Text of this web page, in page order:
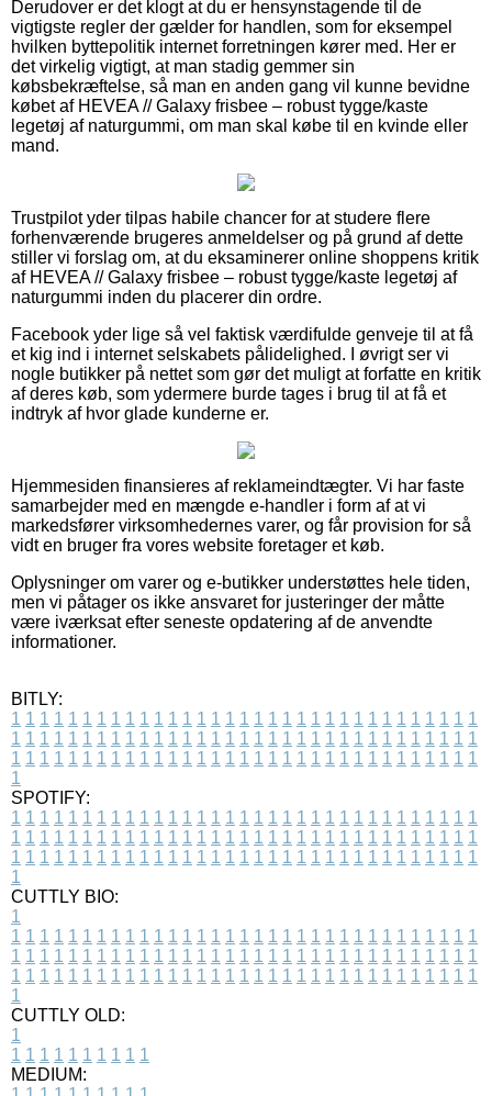
Derudover er det klogt at du er hensynstagende til de
vigtigste regler der gælder for handlen, som for eksempel
hvilken byttepolitik internet forretningen kører med. Her er
det virkelig vigtigt, at man stadig gemmer sin
købsbekræftelse, så man en anden gang vil kunne bevidne
købet af HEVEA // Galaxy frisbee – robust tygge/kaste
legetøj af naturgummi, om man skal købe til en kvinde eller
mand.
Trustpilot yder tilpas habile chancer for at studere flere
forhenværende brugeres anmeldelser og på grund af dette
stiller vi forslag om, at du eksaminerer online shoppens kritik
af HEVEA // Galaxy frisbee – robust tygge/kaste legetøj af
naturgummi inden du placerer din ordre.
Facebook yder lige så vel faktisk værdifulde genveje til at få
et kig ind i internet selskabets pålidelighed. I øvrigt ser vi
nogle butikker på nettet som gør det muligt at forfatte en kritik
af deres køb, som ydermere burde tages i brug til at få et
indtryk af hvor glade kunderne er.
Hjemmesiden finansieres af reklameindtægter. Vi har faste
samarbejder med en mængde e-handler i form af at vi
markedsfører virksomhedernes varer, og får provision for så
vidt en bruger fra vores website foretager et køb.
Oplysninger om varer og e-butikker understøttes hele tiden,
men vi påtager os ikke ansvaret for justeringer der måtte
være iværksat efter seneste opdatering af de anvendte
informationer.
BITLY:
1 1 1 1 1 1 1 1 1 1 1 1 1 1 1 1 1 1 1 1 1 1 1 1 1 1 1 1 1 1 1 1 1
1 1 1 1 1 1 1 1 1 1 1 1 1 1 1 1 1 1 1 1 1 1 1 1 1 1 1 1 1 1 1 1 1
1 1 1 1 1 1 1 1 1 1 1 1 1 1 1 1 1 1 1 1 1 1 1 1 1 1 1 1 1 1 1 1 1
1
SPOTIFY:
1 1 1 1 1 1 1 1 1 1 1 1 1 1 1 1 1 1 1 1 1 1 1 1 1 1 1 1 1 1 1 1 1
1 1 1 1 1 1 1 1 1 1 1 1 1 1 1 1 1 1 1 1 1 1 1 1 1 1 1 1 1 1 1 1 1
1 1 1 1 1 1 1 1 1 1 1 1 1 1 1 1 1 1 1 1 1 1 1 1 1 1 1 1 1 1 1 1 1
1
CUTTLY BIO:
1
1 1 1 1 1 1 1 1 1 1 1 1 1 1 1 1 1 1 1 1 1 1 1 1 1 1 1 1 1 1 1 1 1
1 1 1 1 1 1 1 1 1 1 1 1 1 1 1 1 1 1 1 1 1 1 1 1 1 1 1 1 1 1 1 1 1
1 1 1 1 1 1 1 1 1 1 1 1 1 1 1 1 1 1 1 1 1 1 1 1 1 1 1 1 1 1 1 1 1
1
CUTTLY OLD:
1
1 1 1 1 1 1 1 1 1 1
MEDIUM: